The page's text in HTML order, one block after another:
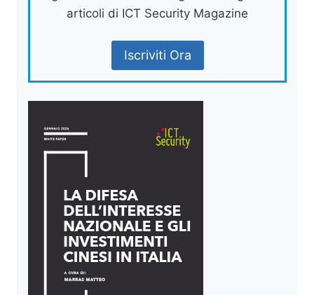
articoli di ICT Security Magazine
Iscriviti Ora